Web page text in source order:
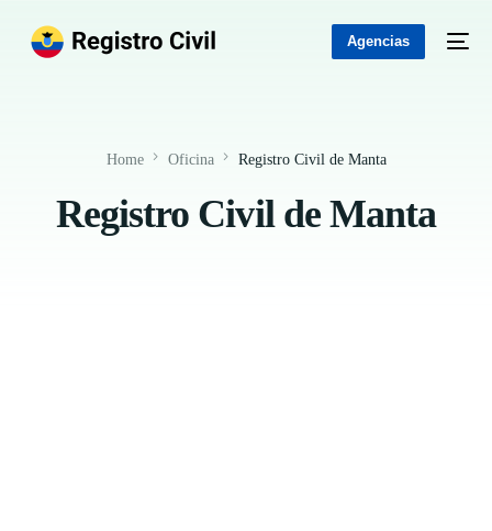
Agencias
Home Oficina Registro Civil de Manta
Registro Civil de Manta